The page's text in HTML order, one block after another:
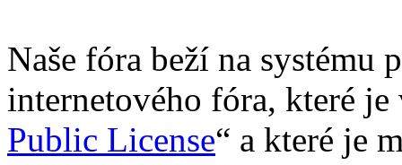
Naše fóra beží na systému
internetového fóra, které
Public License“ a které je